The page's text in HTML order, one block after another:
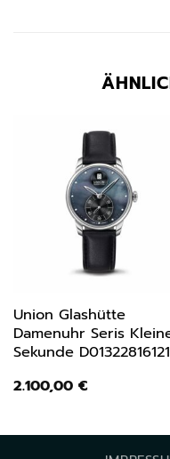
Union Glashütte
Damenuhr Seris
Sekunde
2.100,00 €